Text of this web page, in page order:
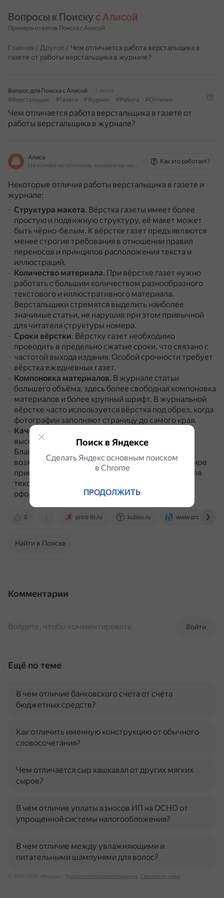
Вопросы к Поиску с Алисой
Примеры ответов Поиска с Алисой
Главная / Другое / Чем отличается работа верстальщика в
газете от работы верстальщика в журнале?
Вопрос для Поиска с Алисой
1 июня
#Верстальщик
#Газета #Журнал #Работа #Отличие
Чем отличается работа верстальщика в газете от
работы верстальщика в журнале?
Алиса
На основе источников, возможны неточности
Как это работает?
Некоторые отличия работы верстальщика в газете и
журнале:
Структура макета. Вёрстка газеты имеет более
простую и подвижную структуру, её макет может
быть чёрно-белым. К вёрстке газет предъявляются
менее строгие требования в отношении правил
переносов и принципов расположения текста и
иллюстраций.
Количество материала. При вёрстке газет нужно
работать с большим количеством разнообразного
текстового и иллюстративного материала.
Верстальщики стремятся выделить наиболее
значимые статьи, не нарушив при этом привычной
для читателя структуры номера.
Сроки вёрстки. Вёрстку газет необходимо
проводить в предельно сжатые сроки, что связано с
частотой выхода издания. Особой срочности требует
вёрстка ежедневных газет.
Компоновка материалов. В журнале статьи
большего объёма, здесь более свободная компоновка
материалов и более крупный шрифт. В журнальной
вёрстке часто используется вёрстка под обрез, когда
фотографии заполняют страницу до самого края.
Качество полиграфии
высокое качество полиграфии, нежели газеты.
Благодаря качеству использованной бумаги
возможно использовать элегантные шрифты, шире
применять подложки и фоновые изображения для
текста, а также использовать цвет как элемент
оформления.
0 print-tlt.ru kubsu.ru www.profguide.io
Найти в Поиске
Комментарии
Войти
Войдите, чтобы комментировать
Ещё по теме
В чем отличие банковского счета от счета
бюджетных средств?
Как отличить именную конструкцию от обычного
словосочетания?
Чем отличается сыр кашкавал от других мягких
сыров?
В чем отличие уплаты взносов ИП на ОСНО от
упрощенной системы налогообложения?
В чем отличие между увлажняющими и
питательными шампунями для волос?
© 2026 ООО «Яндекс» Пользовательское соглашение Связаться с нами
Поиск в Яндексе
Сделать Яндекс основным поиском
в Сhrome
ПРОДОЛЖИТЬ